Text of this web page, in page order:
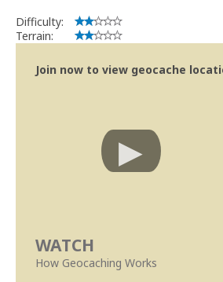
Difficulty:
Terrain:
Join now to view geocache
WATCH
How Geocaching Works